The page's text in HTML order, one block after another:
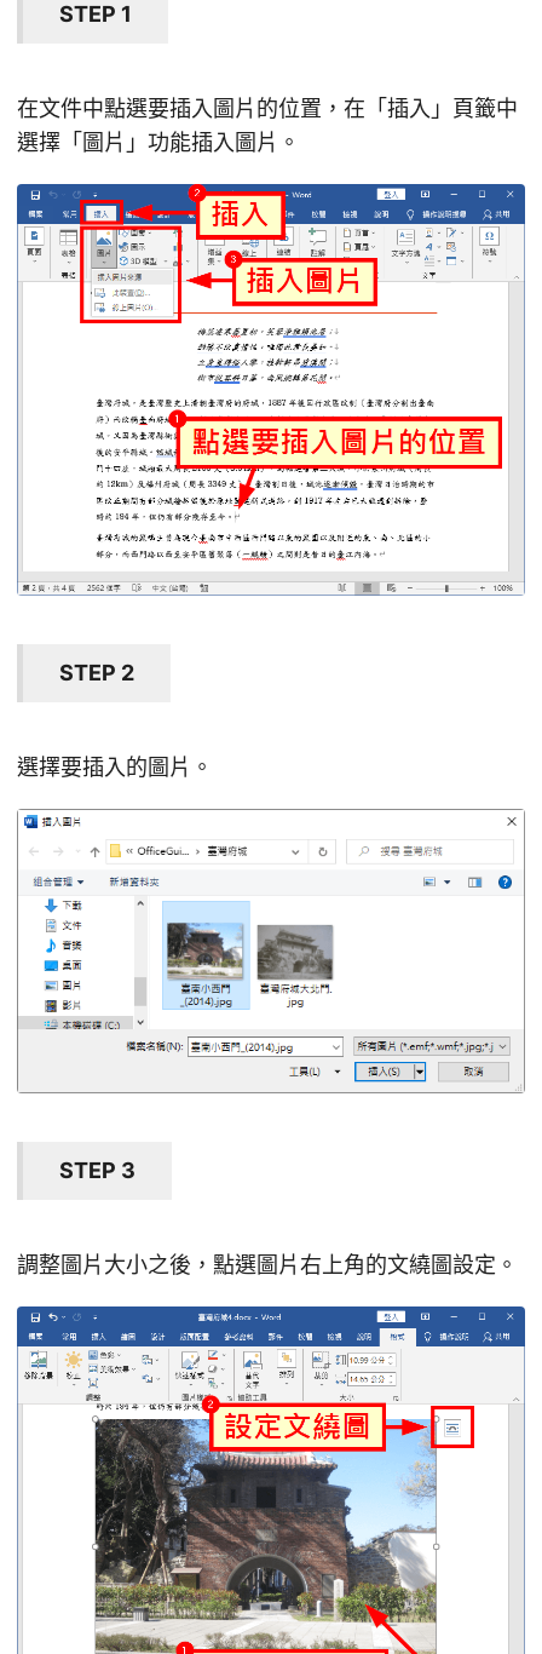
STEP 1
在文件中點選要插入圖片的位置，在「插入」頁籤中
選擇「圖片」功能插入圖片。
STEP 2
選擇要插入的圖片。
STEP 3
調整圖片大小之後，點選圖片右上角的文繞圖設定。